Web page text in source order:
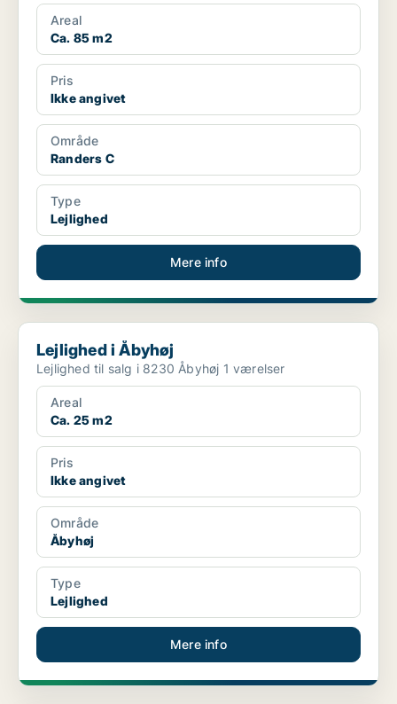
Areal
Ca. 85 m2
Pris
Ikke angivet
Område
Randers C
Type
Lejlighed
Mere info
Lejlighed i Åbyhøj
Lejlighed i Åbyhøj
Lejlighed til salg i 8230 Åbyhøj 1 værelser
Areal
Ca. 25 m2
Pris
Ikke angivet
Område
Åbyhøj
Type
Lejlighed
Mere info